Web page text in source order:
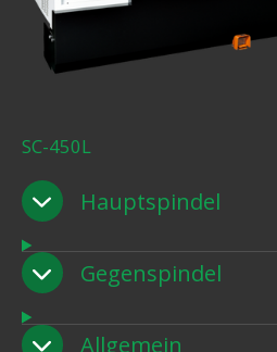
SC-450L
Hauptspindel
Gegenspindel
Allgemein